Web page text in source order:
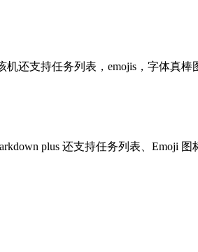
机还支持任务列表，emojis，字体真
plus 还支持任务列表、Emoji 图